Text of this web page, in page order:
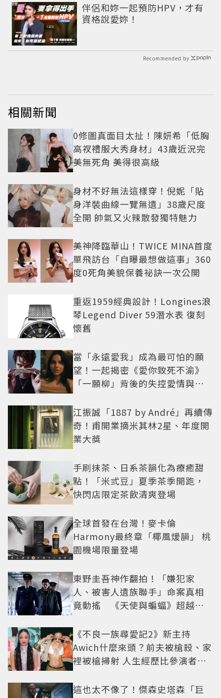
伴侶和妳一起預防HPV，才有
資格說愛妳！
PR
Recommended by
相關新聞
0修圖真面目太扯！陳妍希「低胸
高衩禮服大秀身材」43歲近況完
美無死角 美得很高級
身材不好無法這樣穿！倪妮「貼
身洋裝曲線一覽無遺」38歲尺度
全開 帥氣又火辣散發獨特魅力
美神降臨華山！TWICE MINA首度
單飛訪台「自曝最想做這事」360
度0死角美貌保養祕訣一次公開
重返1959經典設計！Longines浪
琴Legend Diver 59潛水表 復刻
懷舊
當「永遠愛我」成為最可怕的願
望！一起揭密《愛你致死不渝》
「一願柳」背後的失控愛情與爆
江振誠「1887 by André」再續傳
奇！甫開業摘米其林2星、年度開
業大獎
手刷抹茶、日系茶韻化為療癒甜
點！「米弎豆」夏季茶季開跑，
快閃店限定茶飲清爽登場
全球首發在台灣！麥卡倫
Harmony最終章「椰風煖韻」 桃
園機場限量登場
東野圭吾神作翻拍！「嫌犯家
人、被害人遺族聯手」命案真相
竟動搖 《天使與蝙蝠》超越懸
《不良一族尋愛記2》新主持
Awich什麼來頭？前夫被槍殺、家
裡被槍掃射 人生經歷比參演者還
這也太不像了！傑森史塔森「巨